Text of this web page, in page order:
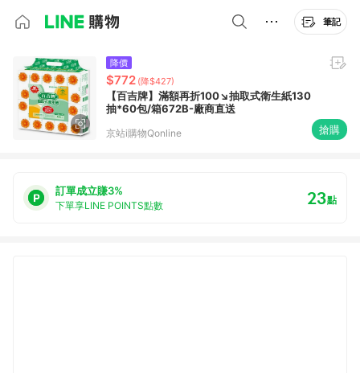
筆記
降價
$772 (降$427)
【百吉牌】滿額再折100↘抽取式衛生紙130
抽*60包/箱672B-廠商直送
京站i購物Qonline 搶購
訂單成立賺3%
下單享LINE POINTS點數 23點